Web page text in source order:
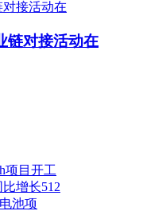
链对接活动在
项目开工
增长512
池项